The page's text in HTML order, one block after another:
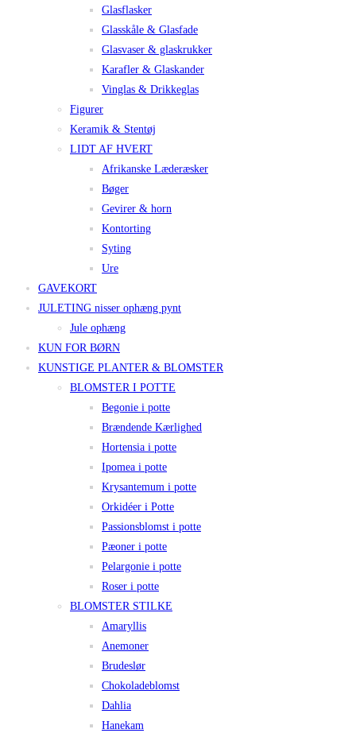
Glasflasker
Glasskåle & Glasfade
Glasvaser & glaskrukker
Karafler & Glaskander
Vinglas & Drikkeglas
Figurer
Keramik & Stentøj
LIDT AF HVERT
Afrikanske Læderæsker
Bøger
Gevirer & horn
Kontorting
Syting
Ure
GAVEKORT
JULETING nisser ophæng pynt
Jule ophæng
KUN FOR BØRN
KUNSTIGE PLANTER & BLOMSTER
BLOMSTER I POTTE
Begonie i potte
Brændende Kærlighed
Hortensia i potte
Ipomea i potte
Krysantemum i potte
Orkidéer i Potte
Passionsblomst i potte
Pæoner i potte
Pelargonie i potte
Roser i potte
BLOMSTER STILKE
Amaryllis
Anemoner
Brudeslør
Chokoladeblomst
Dahlia
Hanekam